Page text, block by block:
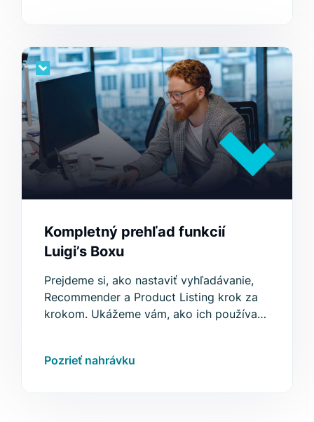
Kompletný prehľad funkcií
Luigi’s Boxu
Prejdeme si, ako nastaviť vyhľadávanie,
Recommender a Product Listing krok za
krokom. Ukážeme vám, ako ich používať
Pozrieť nahrávku